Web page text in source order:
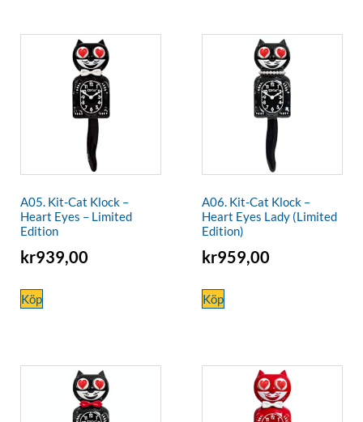
A05. Kit-Cat Klock –
Heart Eyes – Limited
Edition
kr939,00
Köp
A06. Kit-Cat Klock –
Heart Eyes Lady (Limited
Edition)
kr959,00
Köp